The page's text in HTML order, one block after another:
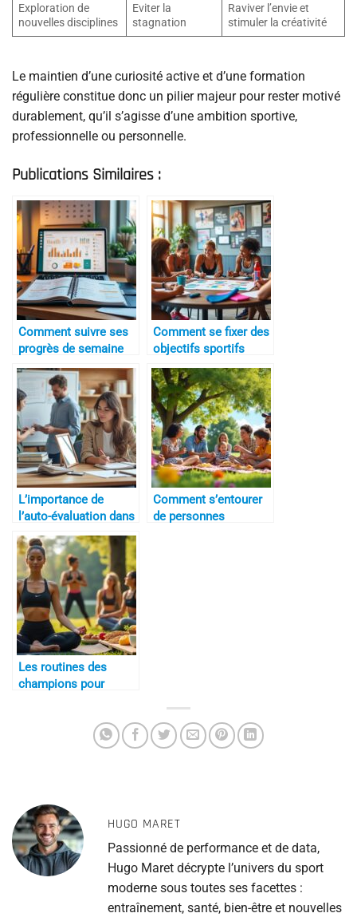
Exploration de
nouvelles disciplines
Eviter la
stagnation
Raviver l’envie et
stimuler la créativité
Le maintien d’une curiosité active et d’une formation
régulière constitue donc un pilier majeur pour rester motivé
durablement, qu’il s’agisse d’une ambition sportive,
professionnelle ou personnelle.
Publications Similaires :
Comment suivre ses
progrès de semaine
en semaine
Comment se fixer des
objectifs sportifs
réalistes
L’importance de
l’auto-évaluation dans
le progrès
Comment s’entourer
de personnes
Les routines des
champions pour
HUGO MARET
Passionné de performance et de data,
Hugo Maret décrypte l’univers du sport
moderne sous toutes ses facettes :
entraînement, santé, bien-être et nouvelles